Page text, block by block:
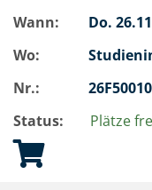
Wann:
Do.
Wo:
Nr.:
Status:
Plätze